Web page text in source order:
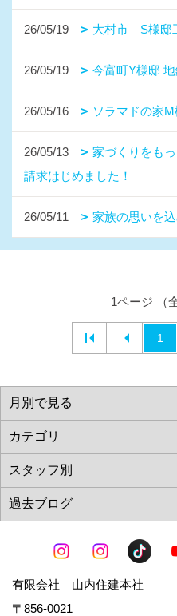
26/05/19 大村市 S様邸
26/05/19 今富町Y様邸 地
26/05/16 ソラマドの家M
26/05/13
家づくりをも
請求はじめました！
26/05/11 家族の思いを
1ページ （
1
有限会社 山内住建本社
〒856-0021